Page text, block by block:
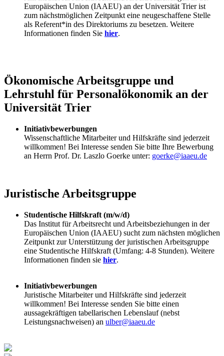
Europäischen Union (IAAEU) an der Universität Trier ist
zum nächstmöglichen Zeitpunkt eine neugeschaffene Stelle
als Referent*in des Direktoriums zu besetzen. Weitere
Informationen finden Sie hier.
Ökonomische Arbeitsgruppe und
Lehrstuhl für Personalökonomik an der
Universität Trier
Initiativbewerbungen
Wissenschaftliche Mitarbeiter und Hilfskräfte sind jederzeit
willkommen! Bei Interesse senden Sie bitte Ihre Bewerbung
an Herrn Prof. Dr. Laszlo Goerke unter: goerke@iaaeu.de
Juristische Arbeitsgruppe
Studentische Hilfskraft (m/w/d)
Das Institut für Arbeitsrecht und Arbeitsbeziehungen in der
Europäischen Union (IAAEU) sucht zum nächsten möglichen
Zeitpunkt zur Unterstützung der juristischen Arbeitsgruppe
eine Studentische Hilfskraft (Umfang: 4-8 Stunden). Weitere
Informationen finden sie hier.
Initiativbewerbungen
Juristische Mitarbeiter und Hilfskräfte sind jederzeit
willkommen! Bei Interesse senden Sie bitte einen
aussagekräftigen tabellarischen Lebenslauf (nebst
Leistungsnachweisen) an ulber@iaaeu.de